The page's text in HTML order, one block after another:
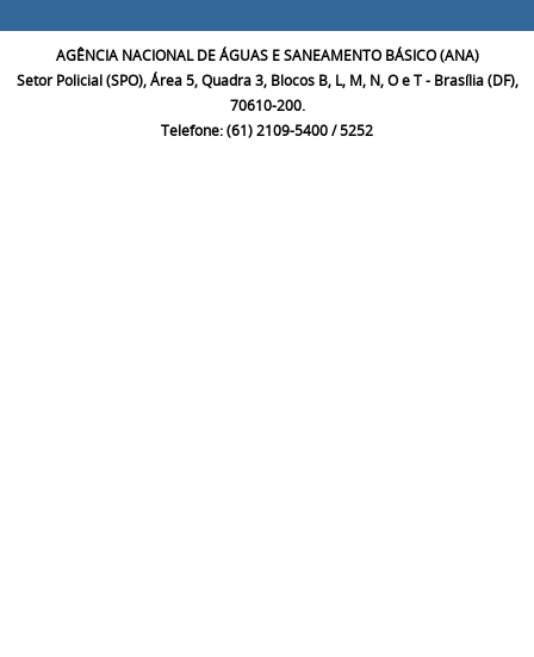
AGÊNCIA NACIONAL DE ÁGUAS E SANEAMENTO BÁSICO (ANA)
Setor Policial (SPO), Área 5, Quadra 3, Blocos B, L, M, N, O e T - Brasília (DF),
70610-200.
Telefone: (61) 2109-5400 / 5252